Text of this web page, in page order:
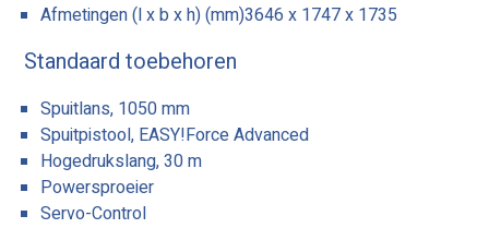
Afmetingen (l x b x h) (mm)3646 x 1747 x 1735
Standaard toebehoren
Spuitlans, 1050 mm
Spuitpistool, EASY!Force Advanced
Hogedrukslang, 30 m
Powersproeier
Servo-Control